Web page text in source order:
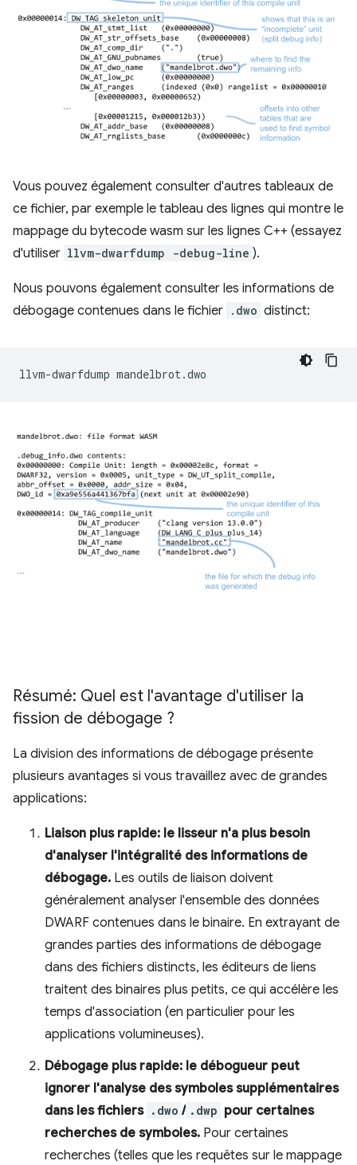
Vous pouvez également consulter d'autres tableaux de
ce fichier, par exemple le tableau des lignes qui montre le
mappage du bytecode wasm sur les lignes C++ (essayez
d'utiliser llvm-dwarfdump -debug-line ).
Nous pouvons également consulter les informations de
débogage contenues dans le fichier .dwo distinct:
llvm-dwarfdump
Résumé: Quel est l'avantage d'utiliser la
fission de débogage ?
La division des informations de débogage présente
plusieurs avantages si vous travaillez avec de grandes
applications:
Liaison plus rapide: le lisseur n'a plus besoin
d'analyser l'intégralité des informations de
débogage. Les outils de liaison doivent
généralement analyser l'ensemble des données
DWARF contenues dans le binaire. En extrayant de
grandes parties des informations de débogage
dans des fichiers distincts, les éditeurs de liens
traitent des binaires plus petits, ce qui accélère les
temps d'association (en particulier pour les
applications volumineuses).
Débogage plus rapide: le débogueur peut
ignorer l'analyse des symboles supplémentaires
dans les fichiers .dwo / .dwp pour certaines
recherches de symboles. Pour certaines
recherches (telles que les requêtes sur le mappage